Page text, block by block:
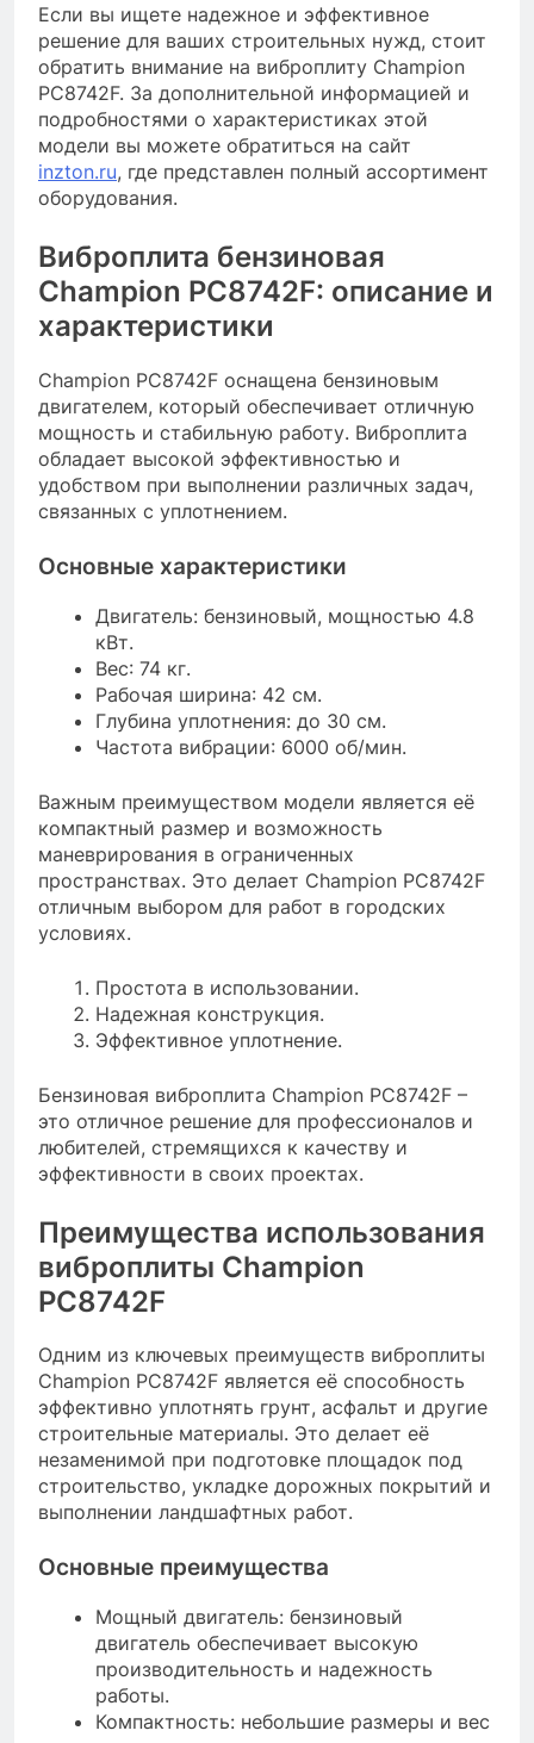
Если вы ищете надежное и эффективное
решение для ваших строительных нужд, стоит
обратить внимание на виброплиту Champion
PC8742F. За дополнительной информацией и
подробностями о характеристиках этой
модели вы можете обратиться на сайт
inzton.ru, где представлен полный ассортимент
оборудования.
Виброплита бензиновая
Champion PC8742F: описание и
характеристики
Champion PC8742F оснащена бензиновым
двигателем, который обеспечивает отличную
мощность и стабильную работу. Виброплита
обладает высокой эффективностью и
удобством при выполнении различных задач,
связанных с уплотнением.
Основные характеристики
Двигатель: бензиновый, мощностью 4.8
кВт.
Вес: 74 кг.
Рабочая ширина: 42 см.
Глубина уплотнения: до 30 см.
Частота вибрации: 6000 об/мин.
Важным преимуществом модели является её
компактный размер и возможность
маневрирования в ограниченных
пространствах. Это делает Champion PC8742F
отличным выбором для работ в городских
условиях.
Простота в использовании.
Надежная конструкция.
Эффективное уплотнение.
Бензиновая виброплита Champion PC8742F –
это отличное решение для профессионалов и
любителей, стремящихся к качеству и
эффективности в своих проектах.
Преимущества использования
виброплиты Champion
PC8742F
Одним из ключевых преимуществ виброплиты
Champion PC8742F является её способность
эффективно уплотнять грунт, асфальт и другие
строительные материалы. Это делает её
незаменимой при подготовке площадок под
строительство, укладке дорожных покрытий и
выполнении ландшафтных работ.
Основные преимущества
Мощный двигатель: бензиновый
двигатель обеспечивает высокую
производительность и надежность
работы.
Компактность: небольшие размеры и вес